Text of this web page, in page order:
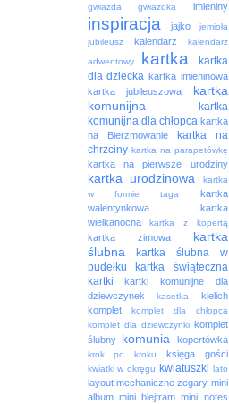
gwiazda gwiazdka imieniny
inspiracja jajko
jemioła
jubileusz
kalendarz
kalendarz
adwentowy
kartka
kartka
dla dziecka kartka imieninowa
kartka jubileuszowa
kartka
komunijna
kartka
komunijna dla chłopca kartka
na Bierzmowanie
kartka na
chrzciny kartka na parapetówkę
kartka na pierwsze urodziny
kartka urodzinowa
kartka
w formie taga
kartka
walentynkowa
kartka
wielkanocna
kartka z kopertą
kartka zimowa
kartka
ślubna
kartka ślubna w
pudełku
kartka świąteczna
kartki
kartki komunijne dla
dziewczynek
kasetka
kielich
komplet
komplet dla chłopca
komplet dla dziewczynki komplet
ślubny
komunia kopertówka
krok po kroku księga gości
kwiatki w okręgu kwiatuszki lato
layout mechaniczne zegary mini
album mini blejtram mini notes